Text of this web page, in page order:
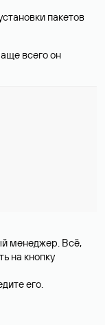
пакетов
всего он
менеджер. Всё,
на кнопку
его.